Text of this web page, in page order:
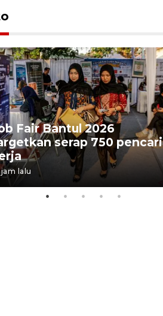
Fair Bantul 2026
serap 750 pencari
jam lalu